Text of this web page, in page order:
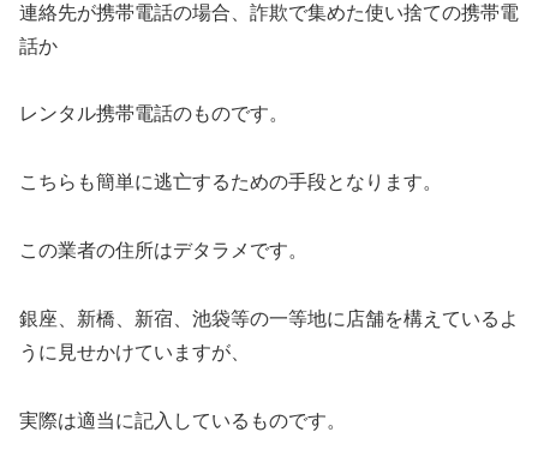
連絡先が携帯電話の場合、詐欺で集めた使い捨ての携帯電
話か
レンタル携帯電話のものです。
こちらも簡単に逃亡するための手段となります。
この業者の住所はデタラメです。
銀座、新橋、新宿、池袋等の一等地に店舗を構えているよ
うに見せかけていますが、
実際は適当に記入しているものです。